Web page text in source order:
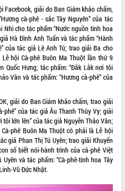
Facebook, giải do Ban Giám khảo chấm,
cà-phê - sắc Tây Nguyên” của tác
Nhì cho tác phẩm “Nước nguồn tinh hoa
Hà Đình Anh Tuấn và tác phẩm “Hành
của tác giả Lê Anh Tú; trao giải Ba cho
hội Cà-phê Buôn Ma Thuột lần thứ 9
Quốc Hưng; tác phẩm: “Đắk Lắk nơi tôi
Vân và tác phẩm: “Hương cà-phê” của
giải do Ban Giám khảo chấm, trao giải
phê” của tác giả Âu Thanh Thùy Vy; giải
tôi lớn lên” của tác giả Nguyễn Thảo Vân;
phê Buôn Ma Thuột có phải là Lễ hội
giả Phan Thị Tú Uyên; trao giải Khuyến
số biết nói-hành trình của cà-phê Việt
và tác phẩm: “Cà-phê-tinh hoa Tây
Vũ Đức Nhật.